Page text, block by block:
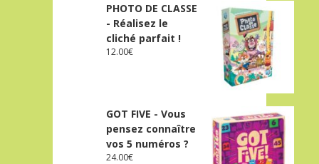
PHOTO DE CLASSE
- Réalisez le
cliché parfait !
12.00€
GOT FIVE - Vous
pensez connaître
vos 5 numéros ?
24.00€